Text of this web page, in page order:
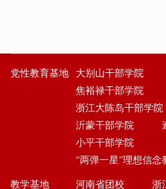
党性教育基地 大别山干部学院
焦裕禄干部学院
浙江大陈岛干部学院
沂蒙干部学院
小平干部学院
“两弹一星”理想信念
教学基地 河南省团校 浙